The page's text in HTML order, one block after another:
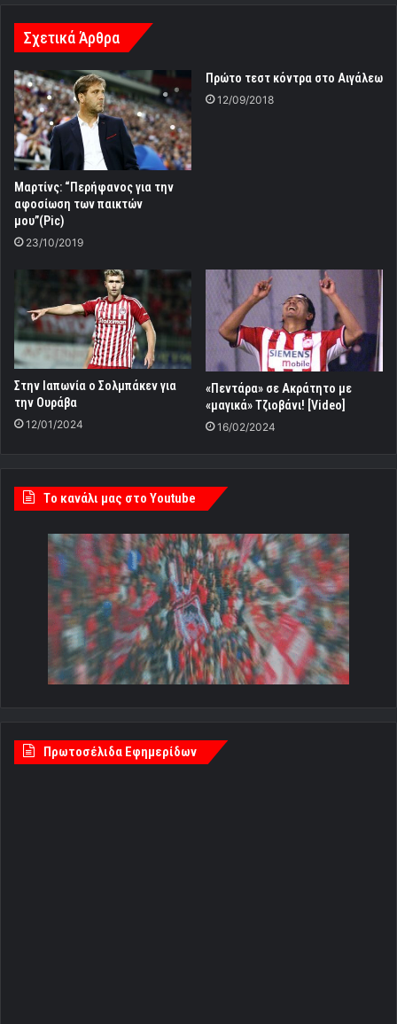
Σχετικά Άρθρα
Mαρτίνς: “Περήφανος για την
αφοσίωση των παικτών
μου”(Pic)
23/10/2019
Πρώτο τεστ κόντρα στο Αιγάλεω
12/09/2018
Στην Ιαπωνία ο Σολμπάκεν για
την Ουράβα
12/01/2024
«Πεντάρα» σε Ακράτητο με
«μαγικά» Τζιοβάνι! [Video]
16/02/2024
Tο κανάλι μας στο Youtube
Πρωτοσέλιδα Εφημερίδων